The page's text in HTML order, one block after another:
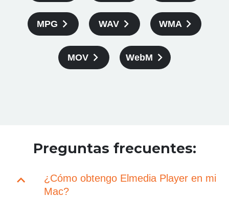
MPG WAV WMA
MOV WebM
Preguntas frecuentes:
¿Cómo obtengo Elmedia Player en mi
Mac?